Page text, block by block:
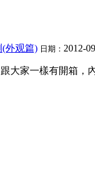
(外观篇) 日期： 2012-
大家一樣有開箱